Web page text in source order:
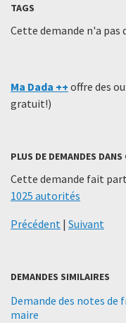
TAGS
Cette demande n'a pas
Ma Dada ++ offre des
gratuit!)
PLUS DE DEMANDES DANS
Cette demande fait
1025 autorités
Précédent | Suivant
DEMANDES SIMILAIRES
Demande des notes
maire